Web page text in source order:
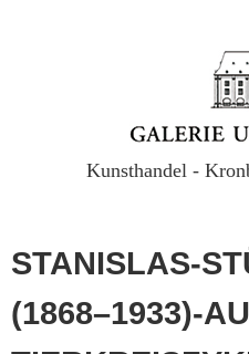
Kunsthandel -
STANISLAS-
(1868–1933)-